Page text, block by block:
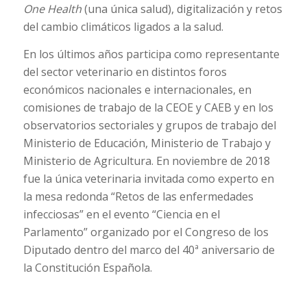
One Health(una única salud), digitalización y retos
del cambio climáticos ligados a la salud.
En los últimos años participa como representante
del sector veterinario en distintos foros
económicos nacionales e internacionales, en
comisiones de trabajo de la CEOE y CAEB y en los
observatorios sectoriales y grupos de trabajo del
Ministerio de Educación, Ministerio de Trabajo y
Ministerio de Agricultura. En noviembre de 2018
fue la única veterinaria invitada como experto en
la mesa redonda “Retos de las enfermedades
infecciosas” en el evento “Ciencia en el
Parlamento” organizado por el Congreso de los
Diputado dentro del marco del 40ª aniversario de
la Constitución Española.